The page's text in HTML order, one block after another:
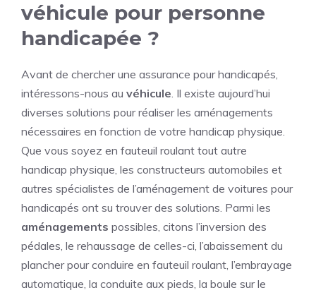
véhicule pour personne
handicapée ?
Avant de chercher une assurance pour handicapés,
intéressons-nous au véhicule. Il existe aujourd’hui
diverses solutions pour réaliser les aménagements
nécessaires en fonction de votre handicap physique.
Que vous soyez en fauteuil roulant tout autre
handicap physique, les constructeurs automobiles et
autres spécialistes de l’aménagement de voitures pour
handicapés ont su trouver des solutions. Parmi les
aménagements possibles, citons l’inversion des
pédales, le rehaussage de celles-ci, l’abaissement du
plancher pour conduire en fauteuil roulant, l’embrayage
automatique, la conduite aux pieds, la boule sur le